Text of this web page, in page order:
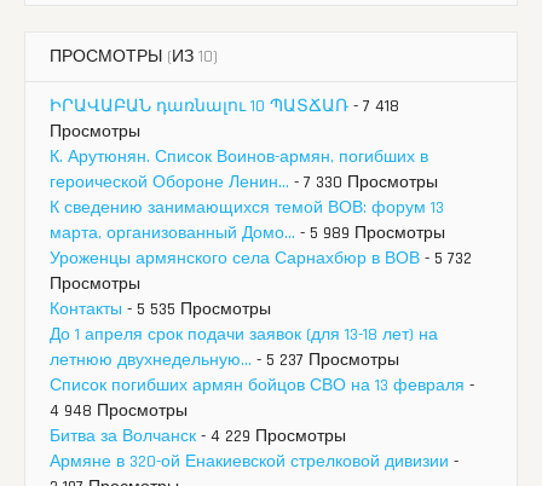
ПРОСМОТРЫ (ИЗ 10)
ԻՐԱՎԱԲԱՆ դառնալու 10 ՊԱՏՃԱՌ - 7 418
Просмотры
К. Арутюнян. Список Воинов-армян, погибших в
героической Обороне Ленин... - 7 330 Просмотры
К сведению занимающихся темой ВОВ: форум 13
марта, организованный Домо... - 5 989 Просмотры
Уроженцы армянского села Сарнахбюр в ВОВ - 5 732
Просмотры
Контакты - 5 535 Просмотры
До 1 апреля срок подачи заявок (для 13-18 лет) на
летнюю двухнедельную... - 5 237 Просмотры
Список погибших армян бойцов СВО на 13 февраля -
4 948 Просмотры
Битва за Волчанск - 4 229 Просмотры
Армяне в 320-ой Енакиевской стрелковой дивизии -